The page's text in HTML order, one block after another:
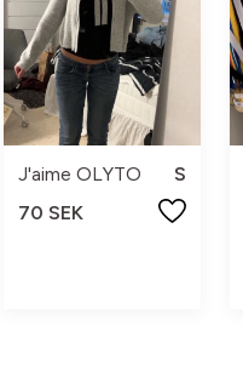
J'aime OLYTO
S
70 SEK